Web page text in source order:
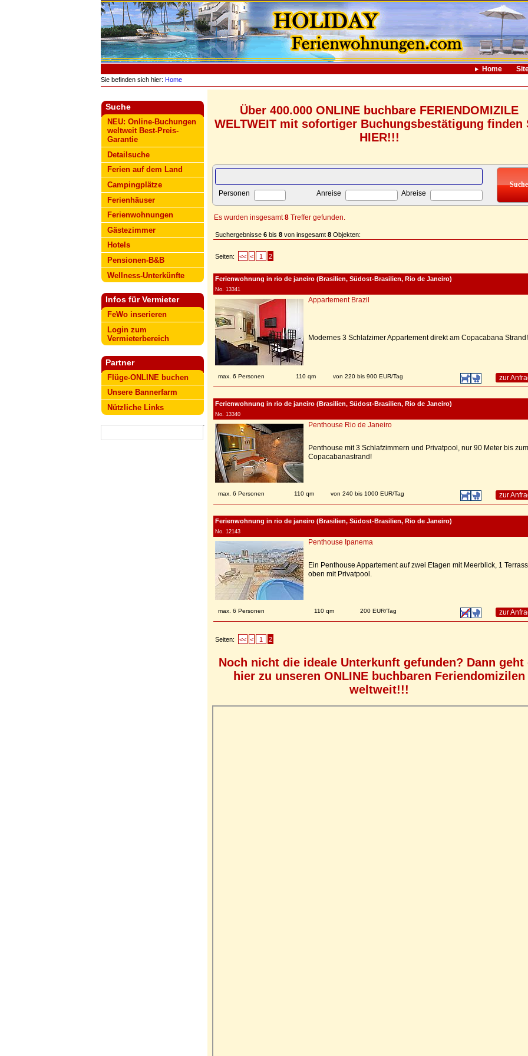
Home
Sie befinden sich hier: Home
Suche
NEU: Online-Buchungen
weltweit Best-Preis-
Garantie
Detailsuche
Ferien auf dem Land
Campingplätze
Ferienhäuser
Ferienwohnungen
Gästezimmer
Hotels
Pensionen-B&B
Wellness-Unterkünfte
Infos für Vermieter
FeWo inserieren
Login zum
Vermieterbereich
Partner
Flüge-ONLINE buchen
Unsere Bannerfarm
Nützliche Links
Über 400.000 ONLINE buchbare FERIENDOMIZILE
WELTWEIT mit sofortiger Buchungsbestätigung finden
HIER!!!
Personen Anreise Abreise
Es wurden insgesamt8Treffer gefunden.
Suchergebnisse 6bis 8von insgesamt 8Objekten:
Seiten: << < 1 2
Ferienwohnung in rio de janeiro (Brasilien, Südost-Brasilien, Rio de Janeiro)
No. 13341
Appartement Brazil
Modernes 3 Schlafzimer Appartement direkt am Copacabana Strand!
max. 6 Personen 110 qm von 220 bis 900 EUR/Tag zur
Ferienwohnung in rio de janeiro (Brasilien, Südost-Brasilien, Rio de Janeiro)
No. 13340
Penthouse Rio de Janeiro
Penthouse mit 3 Schlafzimmern und Privatpool, nur 90 Meter bis zum
Copacabanastrand!
max. 6 Personen 110 qm von 240 bis 1000 EUR/Tag zur
Ferienwohnung in rio de janeiro (Brasilien, Südost-Brasilien, Rio de Janeiro)
No. 12143
Penthouse Ipanema
Ein Penthouse Appartement auf zwei Etagen mit Meerblick, 1
oben mit Privatpool.
max. 6 Personen 110 qm 200 EUR/Tag zur
Seiten: << < 1 2
Noch nicht die ideale Unterkunft gefunden? Dann geht
hier zu unseren ONLINE buchbaren Feriendomizilen
weltweit!!!